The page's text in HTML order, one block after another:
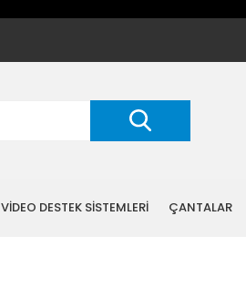
VİDEO DESTEK SİSTEMLERİ ÇANTALAR